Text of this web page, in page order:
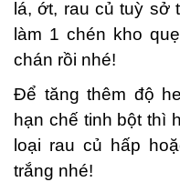
lá, ớt, rau củ tuỳ sở
làm 1 chén kho
chán rồi nhé!
Để tăng thêm độ
hạn chế tinh bột thì
loại rau củ hấp
trắng nhé!